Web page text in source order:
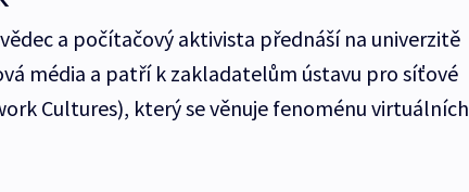
a počítačový aktivista přednáší na univerzitě
média a patří k zakladatelům ústavu pro síťové
Cultures), který se věnuje fenoménu virtuálních